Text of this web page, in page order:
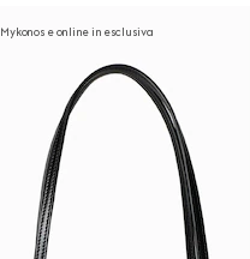
Mykonos e online in esclusiva